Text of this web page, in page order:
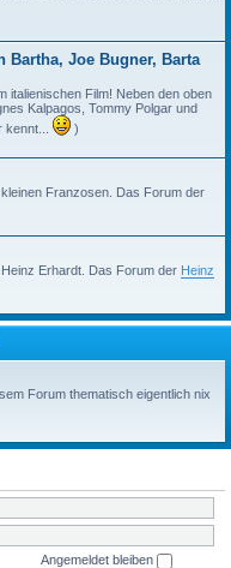
Bartha, Joe Bugner, Barta
italienischen Film! Neben den oben
Kalpagos, Tommy Polgar und
kennt...
)
Franzosen. Das Forum der
Erhardt. Das Forum der Heinz
Forum thematisch eigentlich nix
Angemeldet bleiben